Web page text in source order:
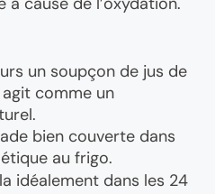
un soupçon de jus de
comme un
bien couverte dans
au frigo.
idéalement dans les 24